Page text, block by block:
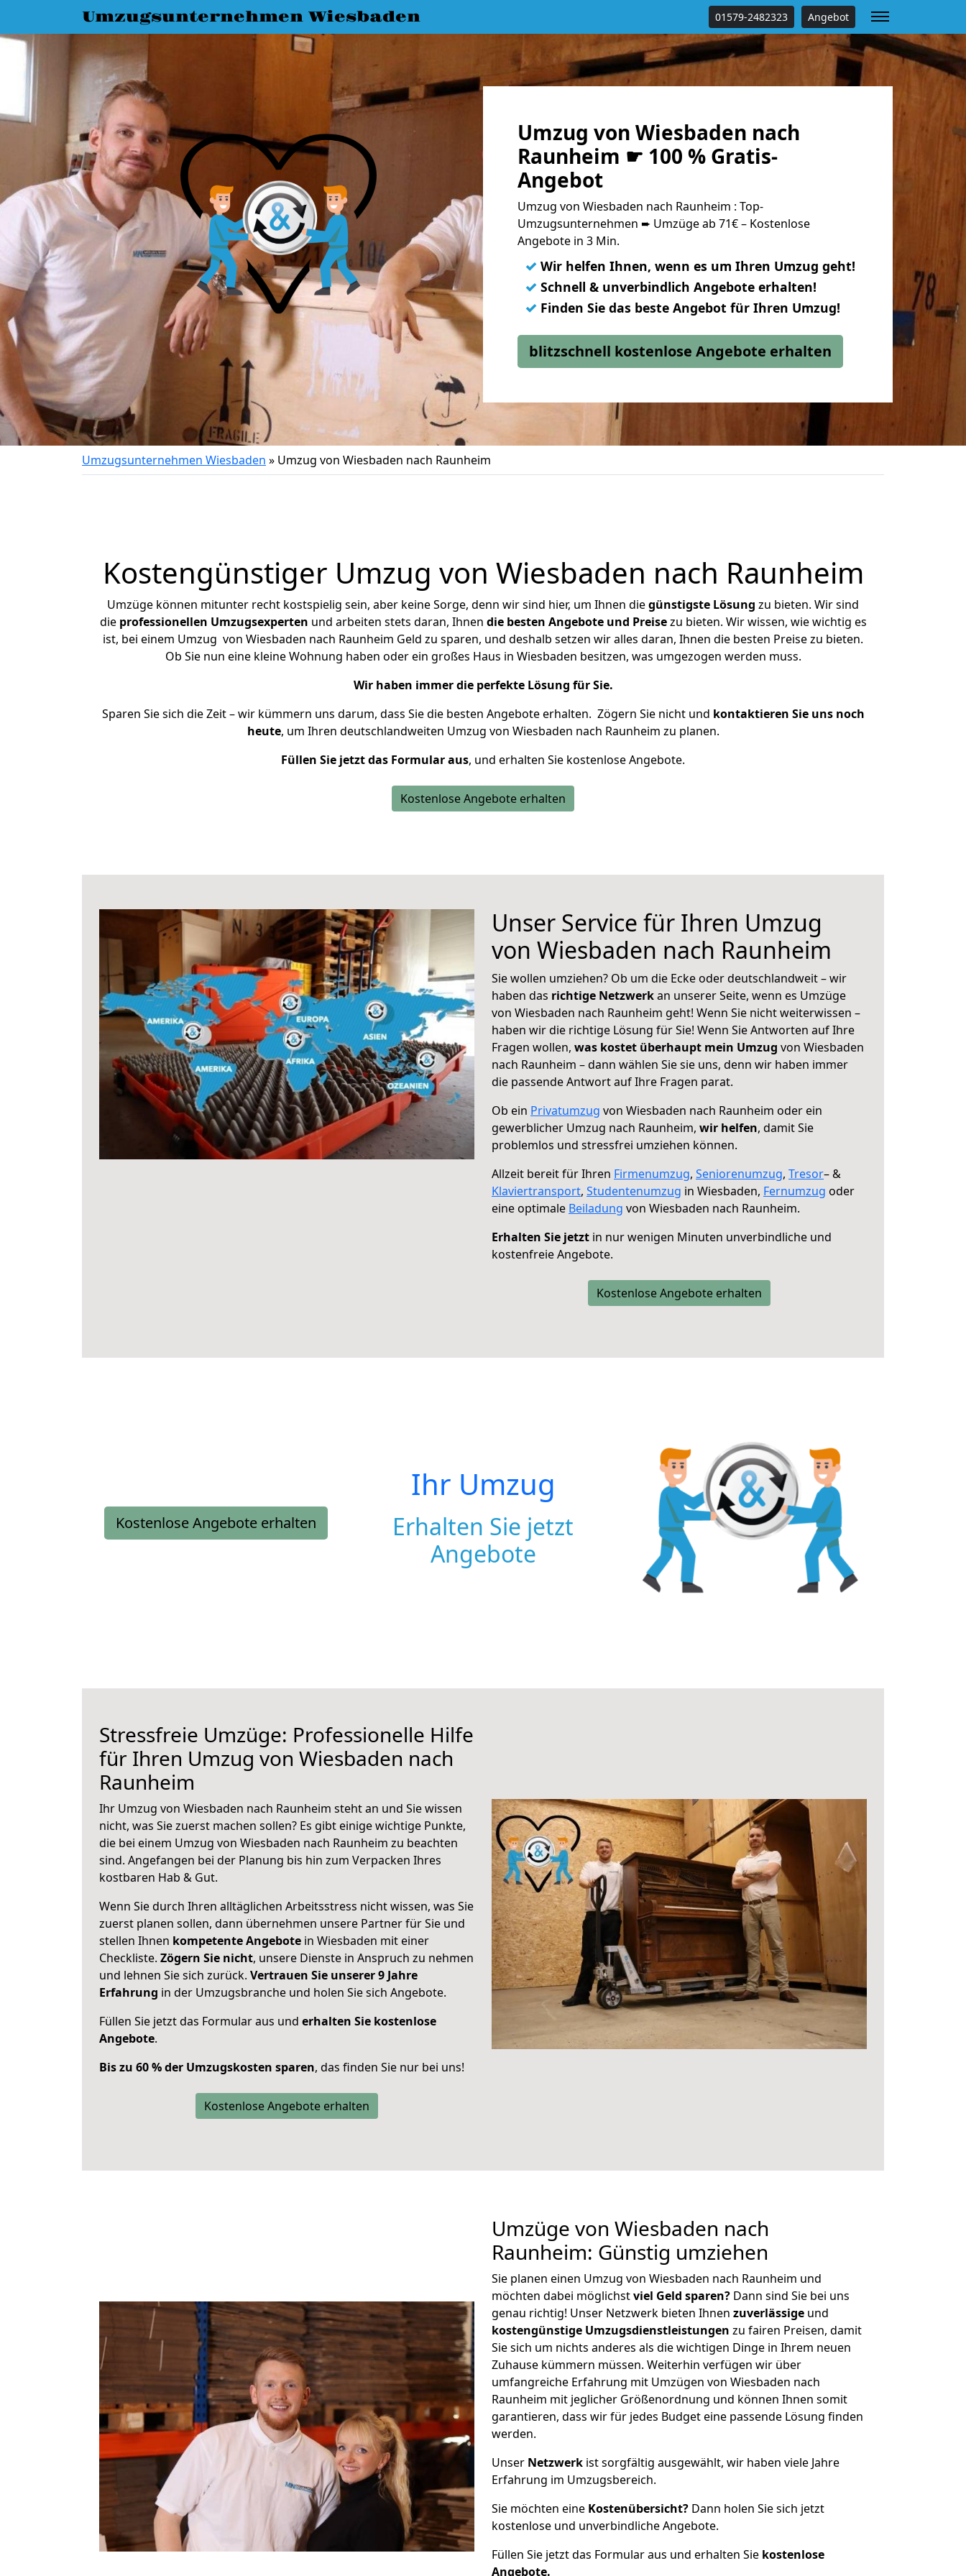
Umzugsunternehmen Wiesbaden 01579-2482323 Angebot
Umzug von Wiesbaden nach
Raunheim ☛ 100 % Gratis-
Angebot
Umzug von Wiesbaden nach Raunheim : Top-
Umzugsunternehmen ➨ Umzüge ab 71€ – Kostenlose
Angebote in 3 Min.
✓ Wir helfen Ihnen, wenn es um Ihren Umzug geht!
✓ Schnell & unverbindlich Angebote erhalten!
✓ Finden Sie das beste Angebot für Ihren Umzug!
blitzschnell kostenlose Angebote erhalten
Umzugsunternehmen Wiesbaden » Umzug von Wiesbaden nach Raunheim
Kostengünstiger Umzug von Wiesbaden nach Raunheim
Umzüge können mitunter recht kostspielig sein, aber keine Sorge, denn wir sind hier, um Ihnen diegünstigste Lösung zu bieten. Wir sind
die professionellen Umzugsexperten und arbeiten stets daran, Ihnen die besten Angebote und Preisezu bieten. Wir wissen, wie wichtig es
ist, bei einem Umzug von Wiesbaden nach Raunheim Geld zu sparen, und deshalb setzen wir alles daran, Ihnen die besten Preise zu bieten.
Ob Sie nun eine kleine Wohnung haben oder ein großes Haus in Wiesbaden besitzen, was umgezogen werden muss.
Wir haben immer die perfekte Lösung für Sie.
Sparen Sie sich die Zeit – wir kümmern uns darum, dass Sie die besten Angebote erhalten. Zögern Sie nicht und kontaktieren Sie uns noch
heute, um Ihren deutschlandweiten Umzug von Wiesbaden nach Raunheim zu planen.
Füllen Sie jetzt das Formular aus, und erhalten Sie kostenlose Angebote.
Kostenlose Angebote erhalten
Unser Service für Ihren Umzug
von Wiesbaden nach Raunheim
Sie wollen umziehen? Ob um die Ecke oder deutschlandweit – wir
haben das richtige Netzwerkan unserer Seite, wenn es Umzüge
von Wiesbaden nach Raunheim geht! Wenn Sie nicht weiterwissen –
haben wir die richtige Lösung für Sie! Wenn Sie Antworten auf Ihre
Fragen wollen, was kostet überhaupt mein Umzug von Wiesbaden
nach Raunheim – dann wählen Sie sie uns, denn wir haben immer
die passende Antwort auf Ihre Fragen parat.
Ob ein Privatumzug von Wiesbaden nach Raunheim oder ein
gewerblicher Umzug nach Raunheim, wir helfen, damit Sie
problemlos und stressfrei umziehen können.
Allzeit bereit für Ihren Firmenumzug, Seniorenumzug, Tresor– &
Klaviertransport, Studentenumzug in Wiesbaden, Fernumzug oder
eine optimale Beiladung von Wiesbaden nach Raunheim.
Erhalten Sie jetzt in nur wenigen Minuten unverbindliche und
kostenfreie Angebote.
Kostenlose Angebote erhalten
Kostenlose Angebote erhalten
Ihr Umzug
Erhalten Sie jetzt
Angebote
Stressfreie Umzüge: Professionelle Hilfe
für Ihren Umzug von Wiesbaden nach
Raunheim
Ihr Umzug von Wiesbaden nach Raunheim steht an und Sie wissen
nicht, was Sie zuerst machen sollen? Es gibt einige wichtige Punkte,
die bei einem Umzug von Wiesbaden nach Raunheim zu beachten
sind. Angefangen bei der Planung bis hin zum Verpacken Ihres
kostbaren Hab & Gut.
Wenn Sie durch Ihren alltäglichen Arbeitsstress nicht wissen, was Sie
zuerst planen sollen, dann übernehmen unsere Partner für Sie und
stellen Ihnen kompetente Angebote in Wiesbaden mit einer
Checkliste. Zögern Sie nicht, unsere Dienste in Anspruch zu nehmen
und lehnen Sie sich zurück. Vertrauen Sie unserer 9 Jahre
Erfahrung in der Umzugsbranche und holen Sie sich Angebote.
Füllen Sie jetzt das Formular aus und erhalten Sie kostenlose
Angebote.
Bis zu 60 % der Umzugskosten sparen, das finden Sie nur bei uns!
Kostenlose Angebote erhalten
Umzüge von Wiesbaden nach
Raunheim: Günstig umziehen
Sie planen einen Umzug von Wiesbaden nach Raunheim und
möchten dabei möglichstviel Geld sparen? Dann sind Sie bei uns
genau richtig! Unser Netzwerk bieten Ihnen zuverlässige und
kostengünstige Umzugsdienstleistungen zu fairen Preisen, damit
Sie sich um nichts anderes als die wichtigen Dinge in Ihrem neuen
Zuhause kümmern müssen. Weiterhin verfügen wir über
umfangreiche Erfahrung mit Umzügen von Wiesbaden nach
Raunheim mit jeglicher Größenordnung und können Ihnen somit
garantieren, dass wir für jedes Budget eine passende Lösung finden
werden.
Unser Netzwerk ist sorgfältig ausgewählt, wir haben viele Jahre
Erfahrung im Umzugsbereich.
Sie möchten eine Kostenübersicht? Dann holen Sie sich jetzt
kostenlose und unverbindliche Angebote.
Füllen Sie jetzt das Formular aus und erhalten Sie kostenlose
Angebote.